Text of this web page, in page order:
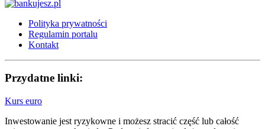
Polityka prywatności
Regulamin portalu
Kontakt
Przydatne linki:
Kurs euro
Inwestowanie jest ryzykowne i możesz stracić część lub całość